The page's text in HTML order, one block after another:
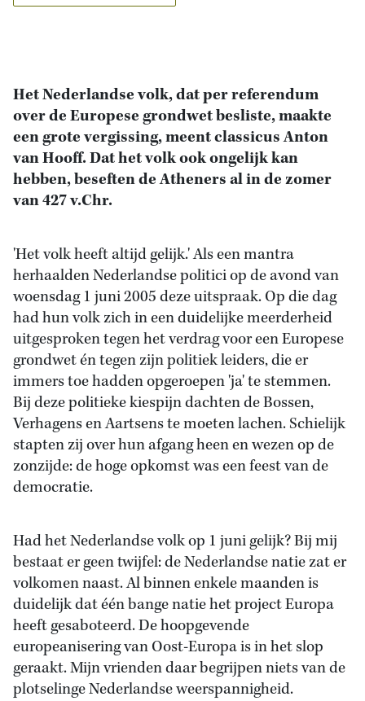
Het Nederlandse volk, dat per referendum
over de Europese grondwet besliste, maakte
een grote vergissing, meent classicus Anton
van Hooff. Dat het volk ook ongelijk kan
hebben, beseften de Atheners al in de zomer
van 427 v.Chr.
'Het volk heeft altijd gelijk.' Als een mantra
herhaalden Nederlandse politici op de avond van
woensdag 1 juni 2005 deze uitspraak. Op die dag
had hun volk zich in een duidelijke meerderheid
uitgesproken tegen het verdrag voor een Europese
grondwet én tegen zijn politiek leiders, die er
immers toe hadden opgeroepen 'ja' te stemmen.
Bij deze politieke kiespijn dachten de Bossen,
Verhagens en Aartsens te moeten lachen. Schielijk
stapten zij over hun afgang heen en wezen op de
zonzijde: de hoge opkomst was een feest van de
democratie.
Had het Nederlandse volk op 1 juni gelijk? Bij mij
bestaat er geen twijfel: de Nederlandse natie zat er
volkomen naast. Al binnen enkele maanden is
duidelijk dat één bange natie het project Europa
heeft gesaboteerd. De hoopgevende
europeanisering van Oost-Europa is in het slop
geraakt. Mijn vrienden daar begrijpen niets van de
plotselinge Nederlandse weerspannigheid.